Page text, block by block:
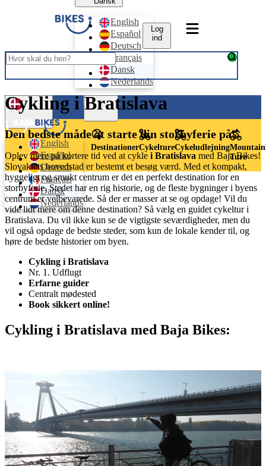
English
Español
Deutsch
Français
Dansk
Nederlands
Log
ind
Dansk
English
Español
Deutsch
Français
Dansk
Nederlands
Log ind
DestinationerCykeltureCykeludlejning
Ture
Cykling i Bratislava
Den bedste måde at starte din storbyferie på!
Oplev mere på kortere tid ved at cykle i Bratislava med Baja Bikes!
Slovakiets hovedstad er bestemt et besøg værd. Med et kompakt,
hyggeligt og smukt centrum er det en perfekt destination for en
storbyferie. Stedet har en rig historie, og de fleste bygninger i byens
centrum er velbevarede. Så der er masser at se og opdage! Vil du
vide lidt mere om denne destination? Så vælg en guidet cykeltur i
Bratislava. Du vil ikke kun se de vigtigste seværdigheder, men du
vil også opdage de bedste steder, som kun de lokale kender til, og
høre de bedste historier om byen.
Cykling i Bratislava
Nr. 1. Udflugt
Erfarne guider
Centralt mødested
Book sikkert online!
Cykling i Bratislava med Baja Bikes: